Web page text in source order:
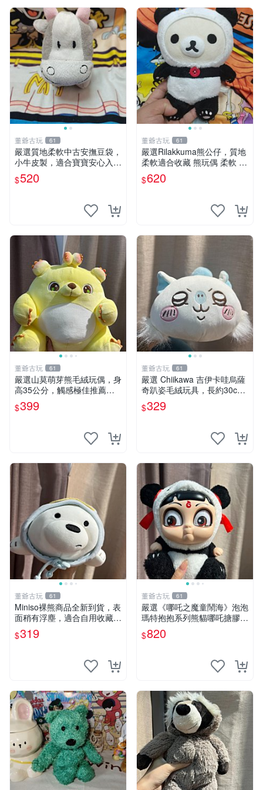
董爺古玩 61
嚴選質地柔軟中古安撫豆袋，
小牛皮製，適合寶寶安心入
眠。 安撫豆袋 小牛皮 寶寶安
撫
$520
董爺古玩 61
嚴選Rilakkuma熊公仔，質地
柔軟適合收藏 熊玩偶 柔軟 公
仔 收藏
$620
董爺古玩 61
嚴選山莫萌芽熊毛絨玩偶，身
高35公分，觸感極佳推薦收
藏 萌芽熊 毛絨玩偶 串珠玩偶
$399
董爺古玩 61
嚴選 Chiikawa 吉伊卡哇烏薩
奇趴姿毛絨玩具，長約30c
m，質地超軟適合收藏 烏薩
奇 Chiikawa 毛絨 超軟
$329
董爺古玩 61
Miniso裸熊商品全新到貨，表
面稍有浮塵，適合自用收藏嚴
選款。 裸熊 商品 裸熊玩偶
$319
董爺古玩 61
嚴選《哪吒之魔童鬧海》泡泡
瑪特抱抱系列熊貓哪吒搪膠臉
毛絨， STATE：如圖顯示 哪
吒 毛絨公仔 泡泡瑪特
$820